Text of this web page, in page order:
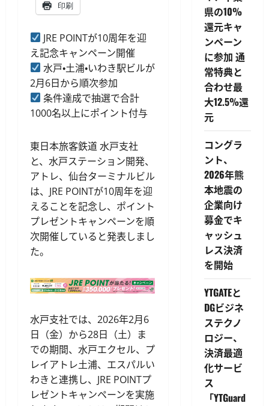
印刷
JRE POINTが10周年を迎
え記念キャンペーン開催
水戸・土浦・いわき駅ビルが
2月6日から順次参加
条件達成で抽選で合計
1000名以上にポイント付与
東日本旅客鉄道 水戸支社
と、水戸ステーション開発、
アトレ、仙台ターミナルビル
は、JRE POINTが10周年を迎
えることを記念し、ポイント
プレゼントキャンペーンを順
次開催していると発表しまし
た。
水戸支社では、2026年2月6
日（金）から28日（土）ま
での期間、水戸エクセル、プ
レイアトレ土浦、エスパルい
わきと連携し、JRE POINTプ
レゼントキャンペーンを実施
県の10%
還元キャ
ンペーン
に参加 通
常特典と
合わせ最
大12.5%還
元
コングラ
ント、
2026年熊
本地震の
企業向け
募金でキ
ャッシュ
レス決済
を開始
YTGATEと
DGビジネ
ステクノ
ロジー、
決済最適
化サービ
ス
「YTGuard